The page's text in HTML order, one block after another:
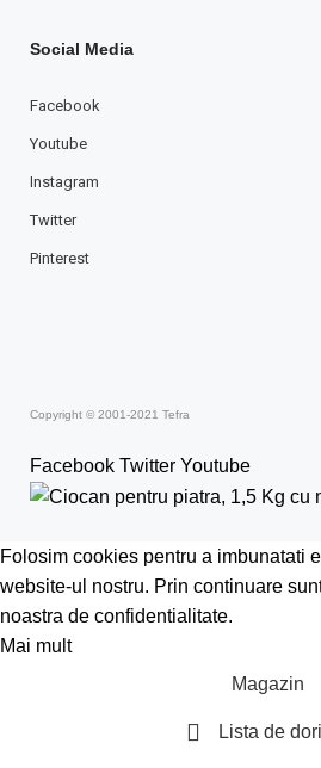
Social Media
Facebook
Youtube
Instagram
Twitter
Pinterest
Copyright © 2001-2021 Tefra
Facebook Twitter Youtube
Folosim cookies pentru a imbunatati
website-ul nostru. Prin continuare
noastra de confidentialitate.
Mai mult
Magazin
Lista de